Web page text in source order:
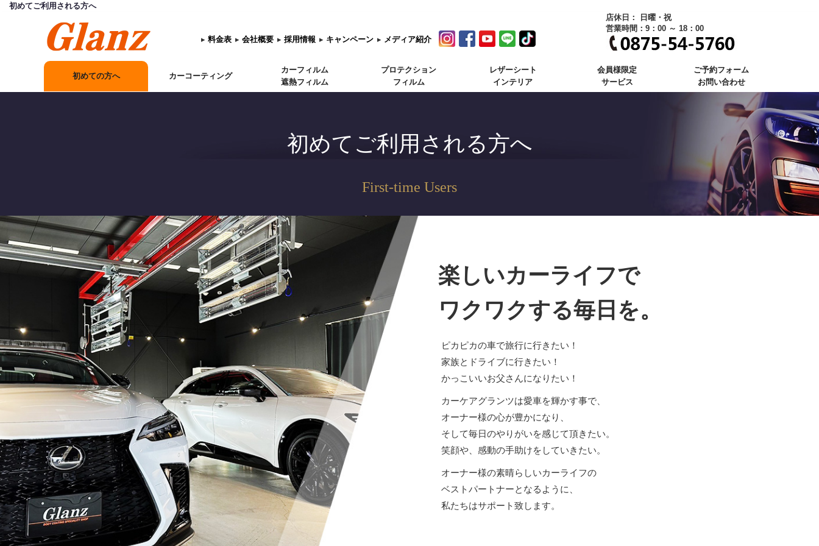
初めてご利用される方へ
▸ 料金表 ▸ 会社概要 ▸ 採用情報 ▸ キャンペーン ▸ メディア紹介
店休日： 日曜・祝
営業時間：9：00 ～ 18：00
初めての方へ カーコーティング
カーフィルム
遮熱フィルム
プロテクション
フィルム
レザーシート
インテリア
会員様限定
サービス
ご予約フォーム
お問い合わせ
初めてご利用される方へ
First-time Users
楽しいカーライフで
ワクワクする毎日を。
ピカピカの車で旅行に行きたい！
家族とドライブに行きたい！
かっこいいお父さんになりたい！
カーケアグランツは愛車を輝かす事で、
オーナー様の心が豊かになり、
そして毎日のやりがいを感じて頂きたい。
笑顔や、感動の手助けをしていきたい。
オーナー様の素晴らしいカーライフの
ベストパートナーとなるように、
私たちはサポート致します。